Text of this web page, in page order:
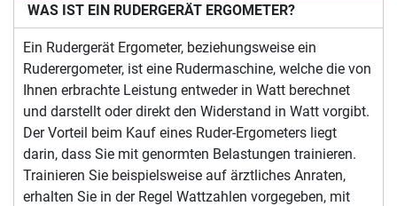
WAS IST EIN RUDERGERÄT ERGOMETER?
Ein Rudergerät Ergometer, beziehungsweise ein
Ruderergometer, ist eine Rudermaschine, welche die von
Ihnen erbrachte Leistung entweder in Watt berechnet
und darstellt oder direkt den Widerstand in Watt vorgibt.
Der Vorteil beim Kauf eines Ruder-Ergometers liegt
darin, dass Sie mit genormten Belastungen trainieren.
Trainieren Sie beispielsweise auf ärztliches Anraten,
erhalten Sie in der Regel Wattzahlen vorgegeben, mit